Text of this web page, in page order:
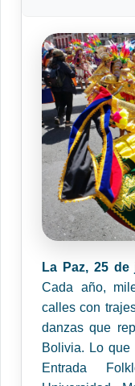
La Paz, 25 de
Cada año,
calles con
danzas que
Bolivia. Lo
Entrada